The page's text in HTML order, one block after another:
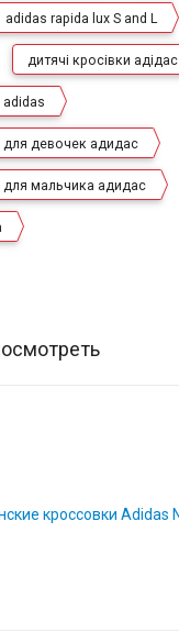
adidas rapida lux S and L
дитячі кросівки адідас
девочек адидас
мальчика адидас